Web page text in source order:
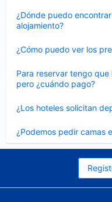
¿Dónde puedo
alojamiento?
cerrado
¿Cómo puedo ver los
cerrado
Para reservar tengo
pero ¿cuándo pago?
cerrado
¿Los hoteles solicitan
cerrado
¿Podemos pedir camas
cerrado